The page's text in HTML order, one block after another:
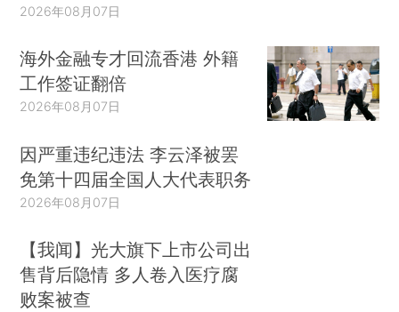
2026年08月07日
海外金融专才回流香港 外籍
工作签证翻倍
2026年08月07日
因严重违纪违法 李云泽被罢
免第十四届全国人大代表职务
2026年08月07日
【我闻】光大旗下上市公司出
售背后隐情 多人卷入医疗腐
败案被查